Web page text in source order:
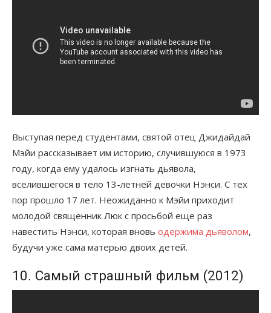
Выступая перед студентами, святой отец Джидайдай
Мэйи рассказывает им историю, случившуюся в 1973
году, когда ему удалось изгнать дьявола,
вселившегося в тело 13-летней девочки Нэнси. С тех
пор прошло 17 лет. Неожиданно к Мэйи приходит
молодой священник Люк с просьбой еще раз
навестить Нэнси, которая вновь одержима дьяволом,
будучи уже сама матерью двоих детей.
10. Самый страшный фильм (2012)